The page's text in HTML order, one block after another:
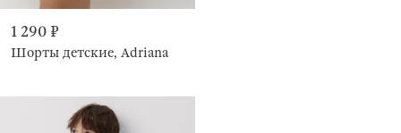
1 290 ₽
Шорты детские, Adriana